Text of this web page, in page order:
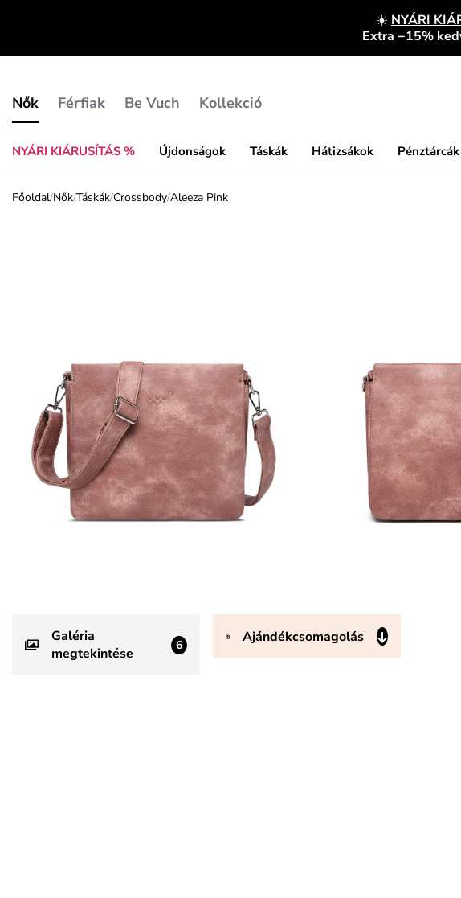
☀️ NYÁRI
Extra −15%
Nők
NYÁRI KIÁRUSÍTÁS % Újdonságok Táskák Hátizsákok Pénztárcák
Férfiak Be Vuch Kollekció
Főoldal/Nők/Táskák/Crossbody/Aleeza Pink
Galéria
megtekintése
6 Ajándékcsomagolás